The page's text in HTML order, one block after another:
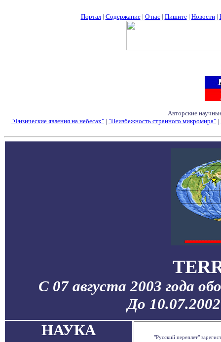
Портал| Содержание| О нас| Пишите| Новости|
Авторские
"Физические явления на небесах" | "Неизбежность странного микромира" |
С 07 августа 2003 года
До
НАУКА
"Русский переплет"